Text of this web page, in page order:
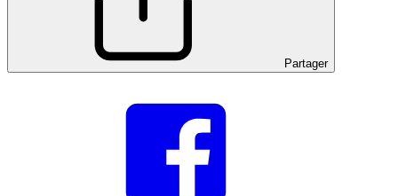
Partager